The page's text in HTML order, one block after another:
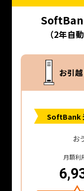
（2年自
お引
SoftBank
お
月額利